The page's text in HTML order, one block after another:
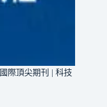
際頂尖期刊 | 科技